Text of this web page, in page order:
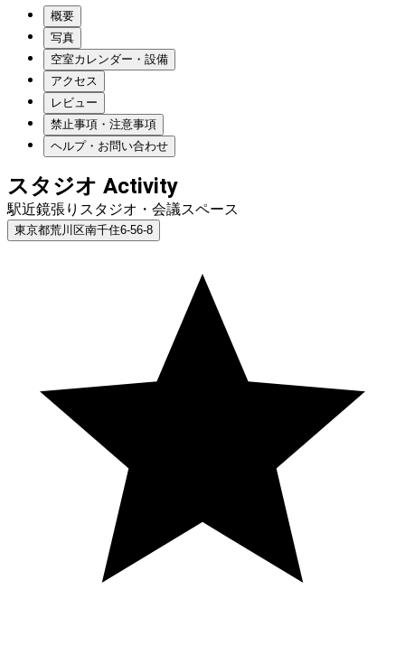
概要
写真
空室カレンダー・設備
アクセス
レビュー
禁止事項・注意事項
ヘルプ・お問い合わせ
スタジオ Activity
駅近鏡張りスタジオ・会議スペース
東京都荒川区南千住6-56-8